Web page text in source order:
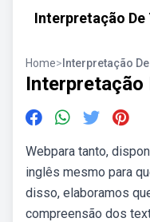
Interpretação De
Home> Interpretação
Interpretação
Webpara tanto,
inglês mesmo para
disso, elaboramos
compreensão dos